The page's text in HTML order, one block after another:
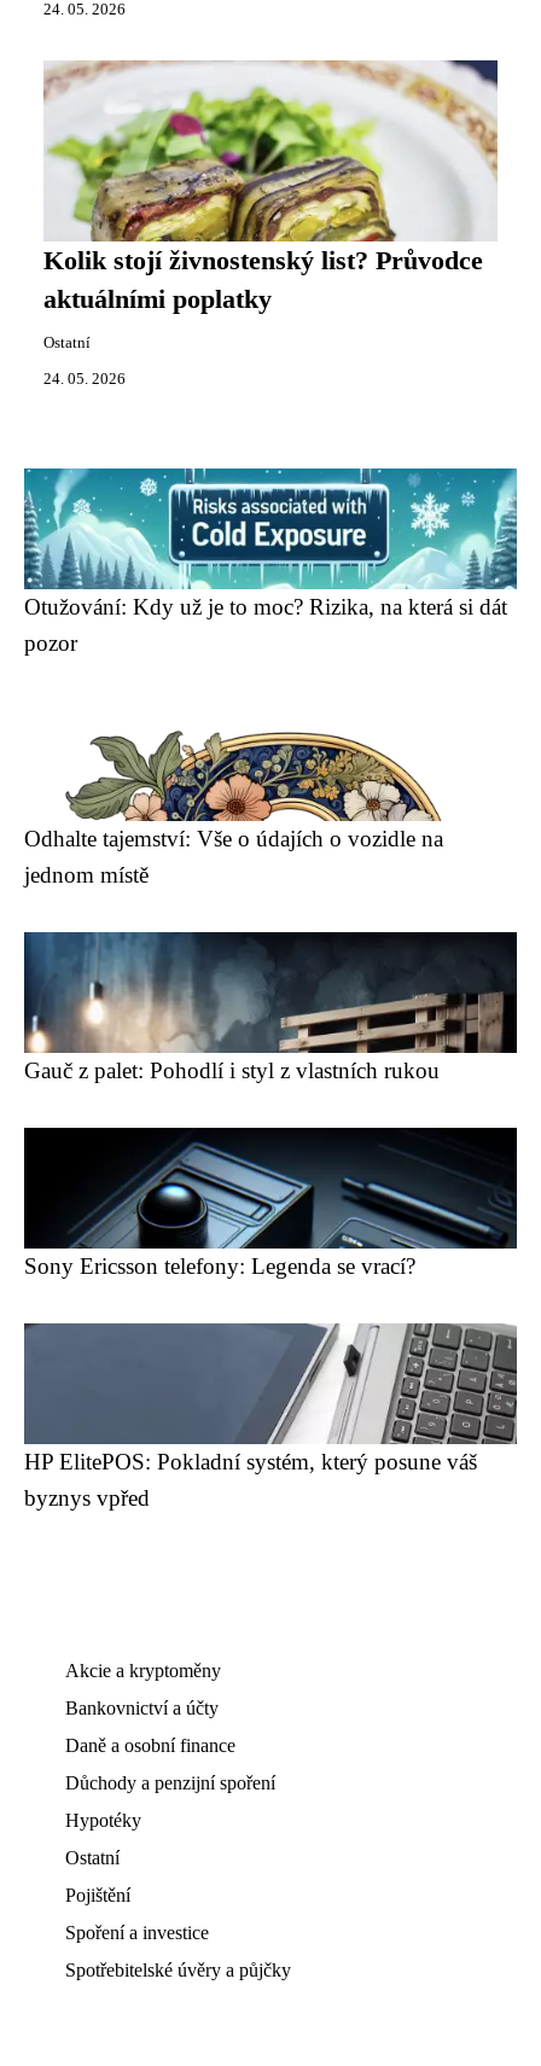
24. 05. 2026
Kolik stojí živnostenský list? Průvodce
aktuálními poplatky
Ostatní
24. 05. 2026
Otužování: Kdy už je to moc? Rizika, na která si dát
pozor
Odhalte tajemství: Vše o údajích o vozidle na
jednom místě
Gauč z palet: Pohodlí i styl z vlastních rukou
Sony Ericsson telefony: Legenda se vrací?
HP ElitePOS: Pokladní systém, který posune váš
byznys vpřed
Akcie a kryptoměny
Bankovnictví a účty
Daně a osobní finance
Důchody a penzijní spoření
Hypotéky
Ostatní
Pojištění
Spoření a investice
Spotřebitelské úvěry a půjčky